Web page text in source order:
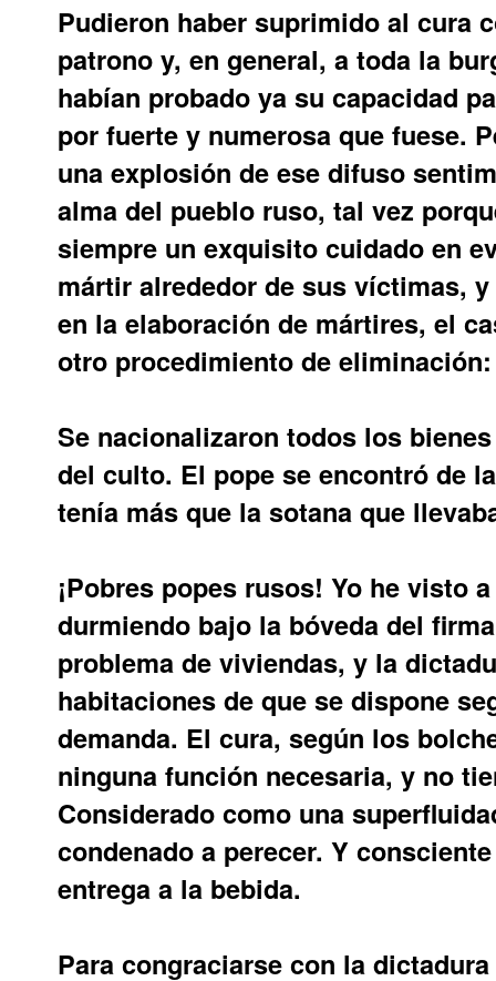
Pudieron haber suprimido al cura
patrono y, en general, a toda la
habían probado ya su capacidad
por fuerte y numerosa que fuese.
una explosión de ese difuso
alma del pueblo ruso, tal vez
siempre un exquisito cuidado en
mártir alrededor de sus víctimas,
en la elaboración de mártires, el
otro procedimiento de
Se nacionalizaron todos los
del culto. El pope se encontró de
tenía más que la sotana que
¡Pobres popes rusos! Yo he visto
durmiendo bajo la bóveda del
problema de viviendas, y la
habitaciones de que se dispone
demanda. El cura, según los
ninguna función necesaria, y no
Considerado como una
condenado a perecer. Y
entrega a la bebida.
Para congraciarse con la